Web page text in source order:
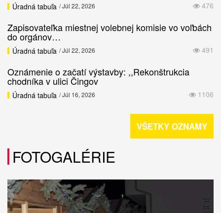
476
Úradná tabuľa / Júl 22, 2026
Zapisovateľka miestnej volebnej komisie vo voľbách
do orgánov…
491
Úradná tabuľa / Júl 22, 2026
Oznámenie o začatí výstavby: ,,Rekonštrukcia
chodníka v ulici Čingov
1106
Úradná tabuľa / Júl 16, 2026
VŠETKY OZNAMY
FOTOGALÉRIE